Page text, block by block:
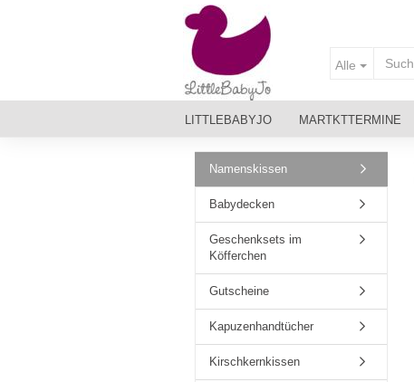
Alle
LITTLEBABYJO MARTKTTERMINE
MATERIALIEN & PFLEGE
Namenskissen
Babydecken
Geschenksets im
Köfferchen
Gutscheine
Kapuzenhandtücher
Kirschkernkissen